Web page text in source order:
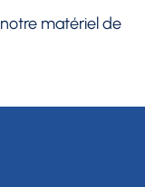
matériel de